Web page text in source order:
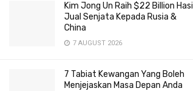
Kim Jong Un Raih $22 Billion Hasil
Jual Senjata Kepada Rusia &
China
7 AUGUST 2026
7 Tabiat Kewangan Yang Boleh
Menjejaskan Masa Depan Anda